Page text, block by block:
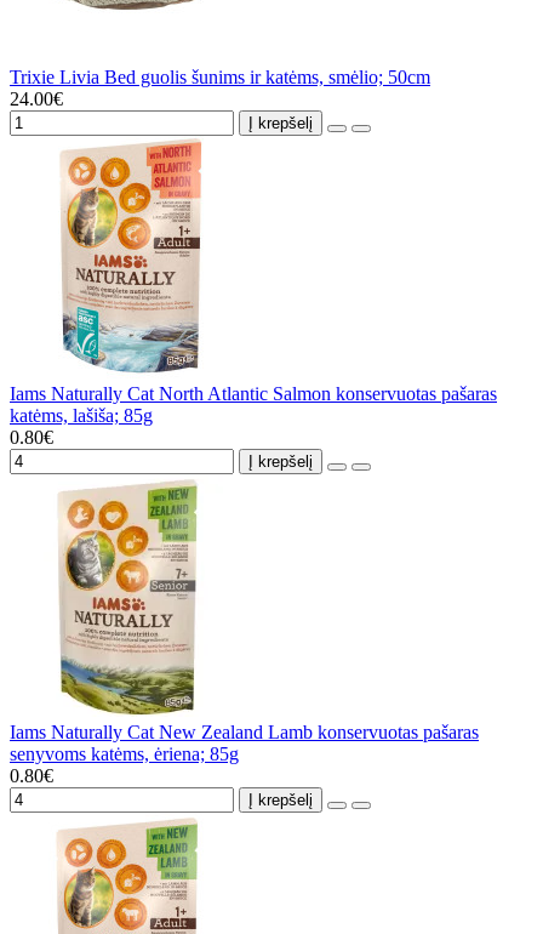
Trixie Livia Bed guolis šunims ir katėms, smėlio; 50cm
24.00€
Į krepšelį
Iams Naturally Cat North Atlantic Salmon konservuotas pašaras
katėms, lašiša; 85g
0.80€
Į krepšelį
Iams Naturally Cat New Zealand Lamb konservuotas pašaras
senyvoms katėms, ėriena; 85g
0.80€
Į krepšelį